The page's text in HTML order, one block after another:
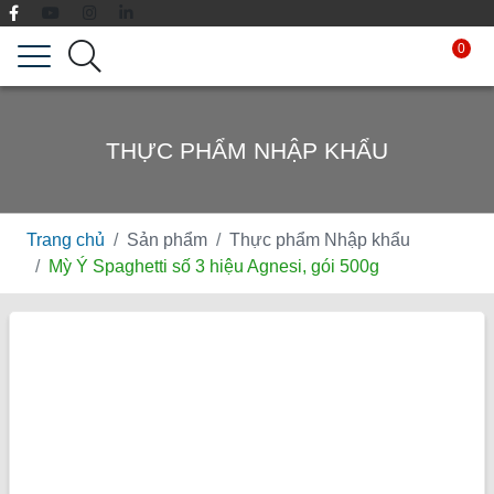
0
THỰC PHẨM NHẬP KHẨU
Trang chủ Sản phẩm
Thực phẩm Nhập khẩu
Mỳ Ý Spaghetti số 3 hiệu Agnesi, gói 500g